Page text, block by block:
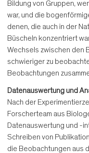
Bildung von Gruppen,
war, und die
denen, die auch in der
Büscheln konzentriert
Wechsels zwischen den
schwieriger zu
Beobachtungen
Datenauswertung und
Nach der
Forscherteam aus
Datenauswertung und -
Schreiben von
die Beobachtungen aus